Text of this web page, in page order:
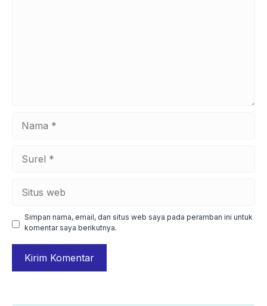
web
Simpan nama, email, dan situs web saya pada peramban ini untuk
komentar saya berikutnya.